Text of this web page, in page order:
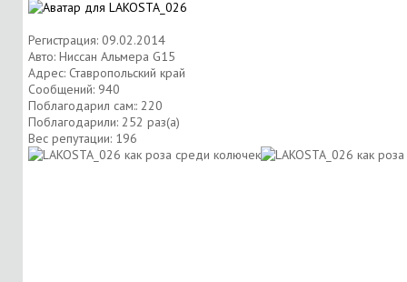
Регистрация: 09.02.2014
Авто: Ниссан Альмера G15
Адрес: Ставропольский край
Сообщений: 940
Поблагодарил сам:: 220
Поблагодарили: 252 раз(а)
Вес репутации: 196